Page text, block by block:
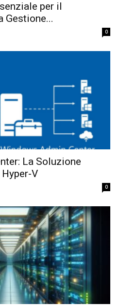
per il
Gestione...
0
La Soluzione
V
0